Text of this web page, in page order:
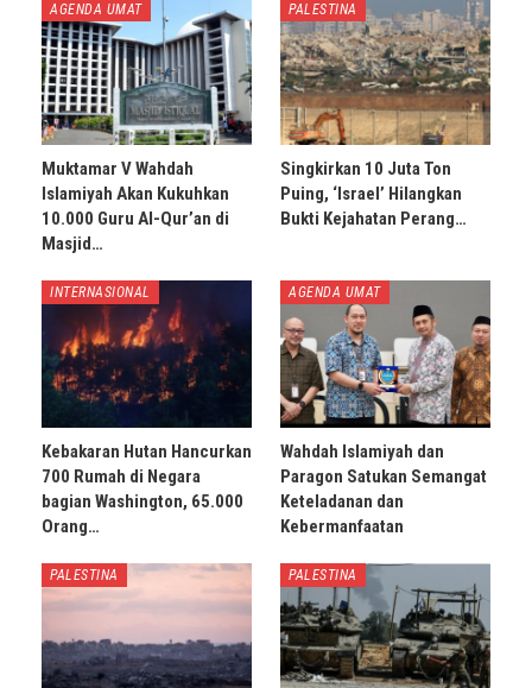
AGENDA UMAT
Muktamar V Wahdah
Islamiyah Akan Kukuhkan
10.000 Guru Al-Qur’an di
Masjid…
PALESTINA
Singkirkan 10 Juta Ton
Puing, ‘Israel’ Hilangkan
Bukti Kejahatan Perang…
INTERNASIONAL
Kebakaran Hutan Hancurkan
700 Rumah di Negara
bagian Washington, 65.000
Orang…
AGENDA UMAT
Wahdah Islamiyah dan
Paragon Satukan Semangat
Keteladanan dan
Kebermanfaatan
PALESTINA PALESTINA